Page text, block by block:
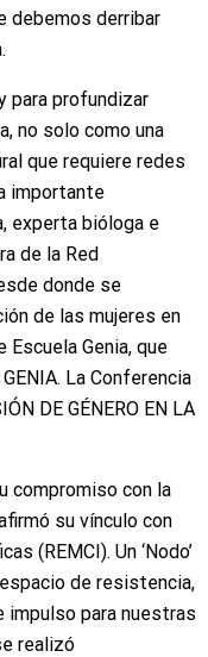
debemos derribar
para profundizar
no solo como una
que requiere redes
importante
experta bióloga e
de la Red
donde se
de las mujeres en
Escuela Genia, que
La Conferencia
DE GÉNERO EN LA
compromiso con la
su vínculo con
(REMCI). Un ‘Nodo’
de resistencia,
impulso para nuestras
realizó